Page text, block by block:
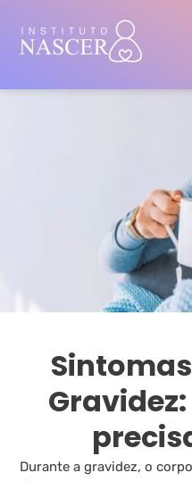
Durante a gravidez, o